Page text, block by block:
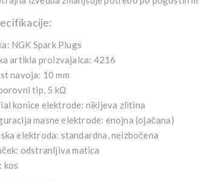
NGK Spark Plugs
artikla proizvajalca: 4216
navoja: 10 mm
tip, 5 kΩ
konice elektrode: nikljeva zlitina
masne elektrode: enojna (ojačana)
elektroda: standardna, neizbočena
odstranljiva matica
kos